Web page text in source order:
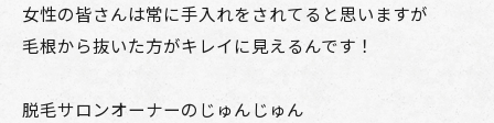
女性の皆さんは常に手入れをされてると思いますが
毛根から抜いた方がキレイに見えるんです！
脱毛サロンオーナーのじゅんじゅん